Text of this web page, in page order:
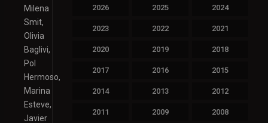
Milena
Smit,
Olivia
Baglivi,
Pol
Hermoso,
Marina
Esteve,
Javier
2026 2025 2024
2023 2022 2021
2020 2019 2018
2017 2016 2015
2014 2013 2012
2011 2009 2008